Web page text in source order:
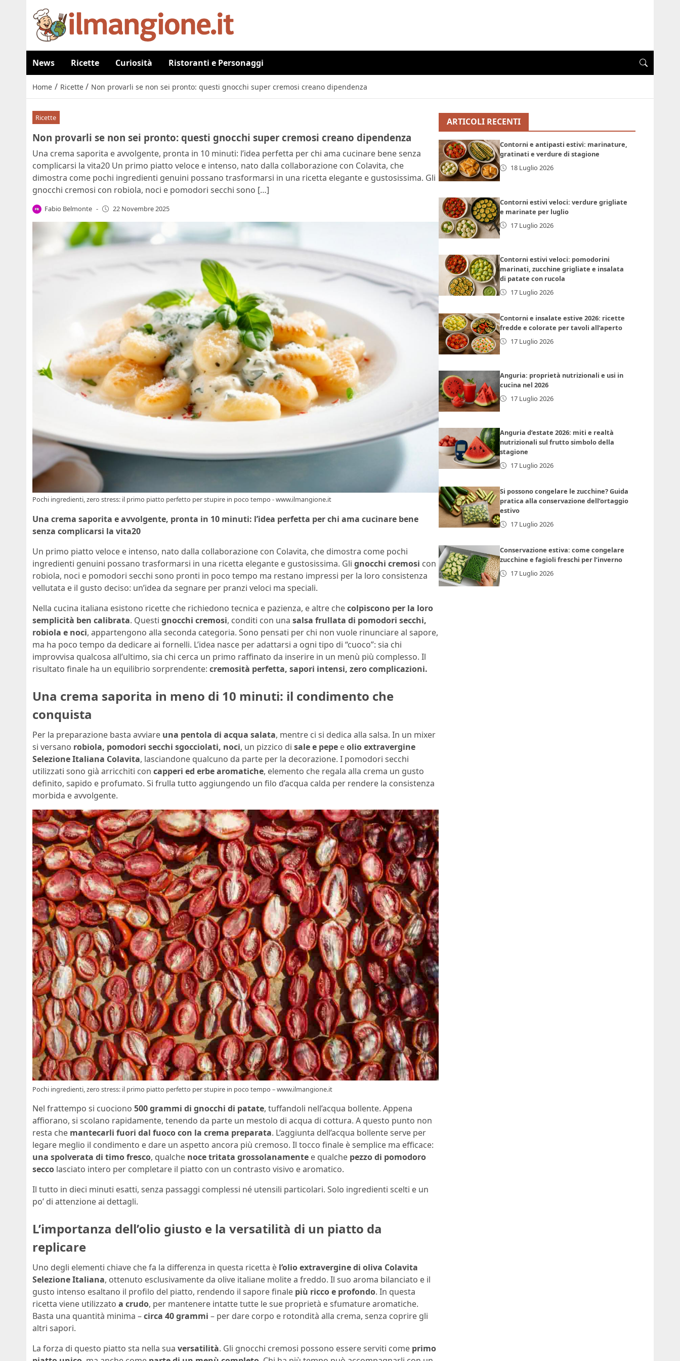
News Ricette Curiosità Ristoranti e Personaggi
Home / Ricette / Non provarli se non sei pronto: questi gnocchi super cremosi creano dipendenza
Ricette
Non provarli se non sei pronto: questi gnocchi super cremosi creano dipendenza
Una crema saporita e avvolgente, pronta in 10 minuti: l’idea perfetta per chi ama cucinare bene senza
complicarsi la vita20 Un primo piatto veloce e intenso, nato dalla collaborazione con Colavita, che
dimostra come pochi ingredienti genuini possano trasformarsi in una ricetta elegante e gustosissima. Gli
gnocchi cremosi con robiola, noci e pomodori secchi sono […]
Fabio Belmonte - 22 Novembre 2025
Pochi ingredienti, zero stress: il primo piatto perfetto per stupire in poco tempo - www.ilmangione.it
Una crema saporita e avvolgente, pronta in 10 minuti: l’idea perfetta per chi ama cucinare bene
senza complicarsi la vita20
Un primo piatto veloce e intenso, nato dalla collaborazione con Colavita, che dimostra come pochi
ingredienti genuini possano trasformarsi in una ricetta elegante e gustosissima. Gli gnocchi cremosi con
robiola, noci e pomodori secchi sono pronti in poco tempo ma restano impressi per la loro consistenza
vellutata e il gusto deciso: un’idea da segnare per pranzi veloci ma speciali.
Nella cucina italiana esistono ricette che richiedono tecnica e pazienza, e altre checolpiscono per la loro
semplicità ben calibrata. Questi gnocchi cremosi, conditi con una salsa frullata di pomodori secchi,
robiola e noci, appartengono alla seconda categoria. Sono pensati per chi non vuole rinunciare al sapore,
ma ha poco tempo da dedicare ai fornelli. L’idea nasce per adattarsi a ogni tipo di “cuoco”: sia chi
improvvisa qualcosa all’ultimo, sia chi cerca un primo raffinato da inserire in un menù più complesso. Il
risultato finale ha un equilibrio sorprendente: cremosità perfetta, sapori intensi, zero complicazioni.
Una crema saporita in meno di 10 minuti: il condimento che
conquista
Per la preparazione basta avviare una pentola di acqua salata, mentre ci si dedica alla salsa. In un mixer
si versano robiola, pomodori secchi sgocciolati, noci, un pizzico di sale e pepe eolio extravergine
Selezione Italiana Colavita, lasciandone qualcuno da parte per la decorazione. I pomodori secchi
utilizzati sono già arricchiti con capperi ed erbe aromatiche, elemento che regala alla crema un gusto
definito, sapido e profumato. Si frulla tutto aggiungendo un filo d’acqua calda per rendere la consistenza
morbida e avvolgente.
Pochi ingredienti, zero stress: il primo piatto perfetto per stupire in poco tempo – www.ilmangione.it
Nel frattempo si cuociono 500 grammi di gnocchi di patate, tuffandoli nell’acqua bollente. Appena
affiorano, si scolano rapidamente, tenendo da parte un mestolo di acqua di cottura. A questo punto non
resta che mantecarli fuori dal fuoco con la crema preparata. L’aggiunta dell’acqua bollente serve per
legare meglio il condimento e dare un aspetto ancora più cremoso. Il tocco finale è semplice ma efficace:
una spolverata di timo fresco, qualche noce tritata grossolanamente e qualche pezzo di pomodoro
secco lasciato intero per completare il piatto con un contrasto visivo e aromatico.
Il tutto in dieci minuti esatti, senza passaggi complessi né utensili particolari. Solo ingredienti scelti e un
po’ di attenzione ai dettagli.
L’importanza dell’olio giusto e la versatilità di un piatto da
replicare
Uno degli elementi chiave che fa la differenza in questa ricetta è l’olio extravergine di oliva Colavita
Selezione Italiana, ottenuto esclusivamente da olive italiane molite a freddo. Il suo aroma bilanciato e il
gusto intenso esaltano il profilo del piatto, rendendo il sapore finale più ricco e profondo. In questa
ricetta viene utilizzato a crudo, per mantenere intatte tutte le sue proprietà e sfumature aromatiche.
Basta una quantità minima –circa 40 grammi – per dare corpo e rotondità alla crema, senza coprire gli
altri sapori.
La forza di questo piatto sta nella sua versatilità. Gli gnocchi cremosi possono essere serviti come primo
ARTICOLI RECENTI
Contorni e antipasti estivi: marinature,
gratinati e verdure di stagione
18 Luglio 2026
Contorni estivi veloci: verdure grigliate
e marinate per luglio
17 Luglio 2026
Contorni estivi veloci: pomodorini
marinati, zucchine grigliate e insalata
di patate con rucola
17 Luglio 2026
Contorni e insalate estive 2026: ricette
fredde e colorate per tavoli all’aperto
17 Luglio 2026
Anguria: proprietà nutrizionali e usi in
cucina nel 2026
17 Luglio 2026
Anguria d’estate 2026: miti e realtà
nutrizionali sul frutto simbolo della
stagione
17 Luglio 2026
Si possono congelare le zucchine? Guida
pratica alla conservazione dell’ortaggio
estivo
17 Luglio 2026
Conservazione estiva: come congelare
zucchine e fagioli freschi per l’inverno
17 Luglio 2026